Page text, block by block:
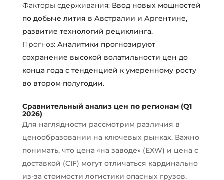
Факторы сдерживания: Ввод новых мощностей
по добыче лития в Австралии и Аргентине,
развитие технологий рециклинга.
Прогноз: Аналитики прогнозируют
сохранение высокой волатильности цен до
конца года с тенденцией к умеренному росту
во втором полугодии.
Сравнительный анализ цен по регионам (Q1
2026)
Для наглядности рассмотрим различия в
ценообразовании на ключевых рынках. Важно
понимать, что цена «на заводе» (EXW) и цена с
доставкой (CIF) могут отличаться кардинально
из-за стоимости логистики опасных грузов.